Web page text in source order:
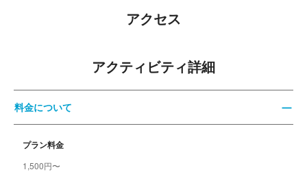
アクセス
アクティビティ詳細
料金について
プラン料金
1,500円〜